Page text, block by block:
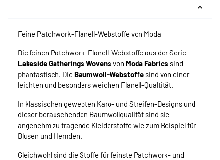
Feine Patchwork-Flanell-Webstoffe von Moda
Die feinen Patchwork-Flanell-Webstoffe aus der Serie
Lakeside Gatherings Wovens von Moda Fabrics sind
phantastisch. Die Baumwoll-Webstoffe sind von einer
leichten und besonders weichen Flanell-Qualtität.
In klassischen gewebten Karo- und Streifen-Designs und
dieser berauschenden Baumwollqualität sind sie
angenehm zu tragende Kleiderstoffe wie zum Beispiel für
Blusen und Hemden.
Gleichwohl sind die Stoffe für feinste Patchwork- und